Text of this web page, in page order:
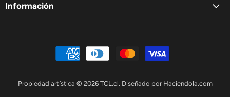
Información
Propiedad artística © 2026 TCL.cl. Diseñado por Haciendola.com